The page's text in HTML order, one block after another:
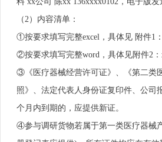
（2）内容清单：
①按要求填写完整excel，具体见 附件1
②按要求填写完整word，具体见附件2
③《医疗器械经营许可证》、《第二类
照》、法定代表人身份证复印件、公司
个月内到期的，应提供新证。
④参与调研货物若属于第一类医疗器械